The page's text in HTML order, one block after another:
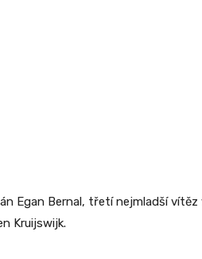
Egan Bernal, třetí nejmladší
Kruijswijk.